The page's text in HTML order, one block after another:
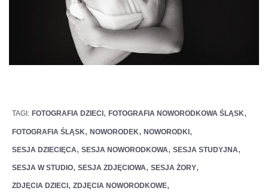
TAGI: FOTOGRAFIA DZIECI, FOTOGRAFIA NOWORODKOWA ŚLĄSK,
FOTOGRAFIA ŚLĄSK, NOWORODEK, NOWORODKI,
SESJA DZIECIĘCA, SESJA NOWORODKOWA, SESJA STUDYJNA,
SESJA W STUDIO, SESJA ZDJĘCIOWA, SESJA ŻORY,
ZDJĘCIA DZIECI, ZDJĘCIA NOWORODKOWE,